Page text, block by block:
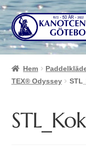
Hoppa
till
navigering
Hoppa
till
innehåll
Hem
TEX® Odyssey